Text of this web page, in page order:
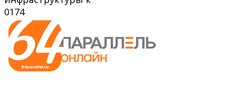
0174